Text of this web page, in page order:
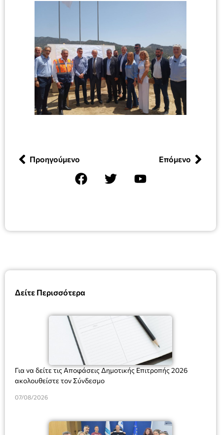
Δείτε Περισσότερα
Για να δείτε τις Αποφάσεις Δημοτικής Επιτροπής 2026
ακολουθείστε τον Σύνδεσμο
07/08/2026
Προηγούμενο Επόμενο